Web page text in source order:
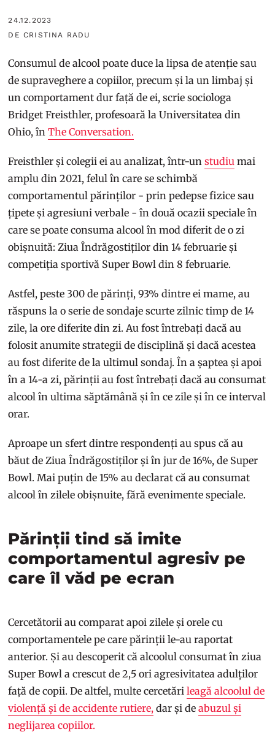
24.12.2023
DE CRISTINA RADU
Consumul de alcool poate duce la lipsa de atenție sau
de supraveghere a copiilor, precum și la un limbaj și
un comportament dur față de ei, scrie sociologa
Bridget Freisthler, profesoară la Universitatea din
Ohio, înThe Conversation.
Freisthler și colegii ei au analizat, într-unstudiu mai
amplu din 2021, felul în care se schimbă
comportamentul părinților - prin pedepse fizice sau
țipete și agresiuni verbale - în două ocazii speciale în
care se poate consuma alcool în mod diferit de o zi
obișnuită: Ziua Îndrăgostiților din 14 februarie și
competiția sportivă Super Bowl din 8 februarie.
Astfel, peste 300 de părinți, 93% dintre ei mame, au
răspuns la o serie de sondaje scurte zilnic timp de 14
zile, la ore diferite din zi. Au fost întrebați dacă au
folosit anumite strategii de disciplină și dacă acestea
au fost diferite de la ultimul sondaj. În a șaptea și apoi
în a 14-a zi, părinții au fost întrebați dacă au consumat
alcool în ultima săptămână și în ce zile și în ce interval
orar.
Aproape un sfert dintre respondenți au spus că au
băut de Ziua Îndrăgostiților și în jur de 16%, de Super
Bowl. Mai puțin de 15% au declarat că au consumat
alcool în zilele obișnuite, fără evenimente speciale.
Părinții tind să imite
comportamentul agresiv pe
care îl văd pe ecran
Cercetătorii au comparat apoi zilele și orele cu
comportamentele pe care părinții le-au raportat
anterior. Și au descoperit că alcoolul consumat în ziua
Super Bowl a crescut de 2,5 ori agresivitatea adulților
față de copii. De altfel, multe cercetărileagă alcoolul de
violență și de accidente rutiere, dar și deabuzul și
neglijarea copiilor.